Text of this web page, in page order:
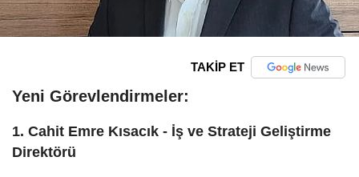
TAKİP ET
Yeni Görevlendirmeler:
1. Cahit Emre Kısacık - İş ve Strateji Geliştirme
Direktörü